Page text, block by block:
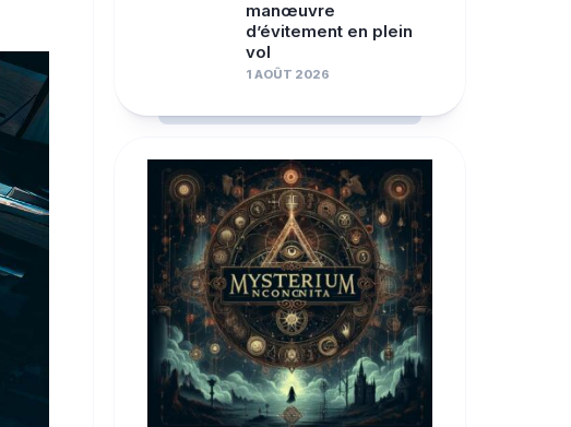
manœuvre
d’évitement en plein
vol
1 AOÛT 2026